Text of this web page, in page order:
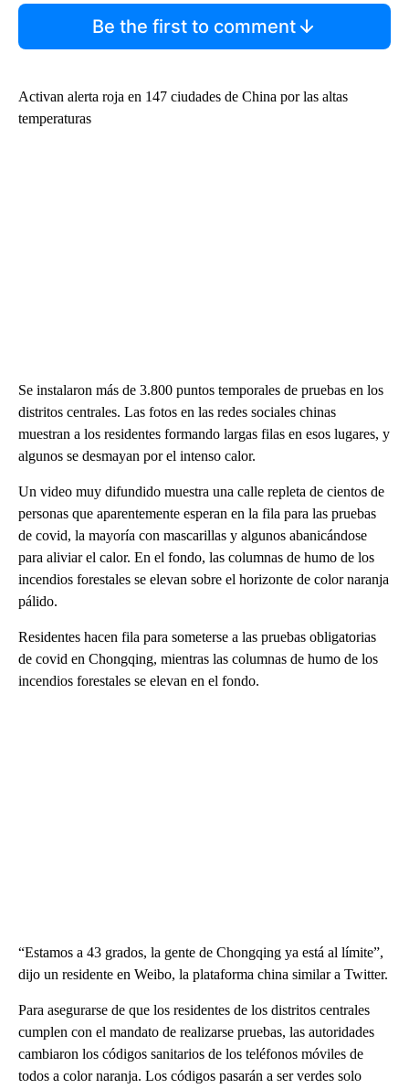
Be the first to comment
Activan alerta roja en 147 ciudades de China por las altas
temperaturas
Se instalaron más de 3.800 puntos temporales de pruebas en los
distritos centrales. Las fotos en las redes sociales chinas
muestran a los residentes formando largas filas en esos lugares, y
algunos se desmayan por el intenso calor.
Un video muy difundido muestra una calle repleta de cientos de
personas que aparentemente esperan en la fila para las pruebas
de covid, la mayoría con mascarillas y algunos abanicándose
para aliviar el calor. En el fondo, las columnas de humo de los
incendios forestales se elevan sobre el horizonte de color naranja
pálido.
Residentes hacen fila para someterse a las pruebas obligatorias
de covid en Chongqing, mientras las columnas de humo de los
incendios forestales se elevan en el fondo.
“Estamos a 43 grados, la gente de Chongqing ya está al límite”,
dijo un residente en Weibo, la plataforma china similar a Twitter.
Para asegurarse de que los residentes de los distritos centrales
cumplen con el mandato de realizarse pruebas, las autoridades
cambiaron los códigos sanitarios de los teléfonos móviles de
todos a color naranja. Los códigos pasarán a ser verdes solo